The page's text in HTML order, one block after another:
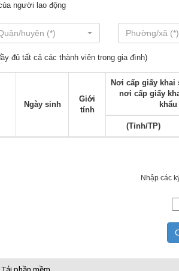
người lao động
huyện (*) Phường/xã (*)
đủ tất cả các thành viên trong gia đình)
Ngày sinh
Giới
tính
Nơi cấp giấy
nơi cấp giấy
(Tỉnh/TP)
Nhập các